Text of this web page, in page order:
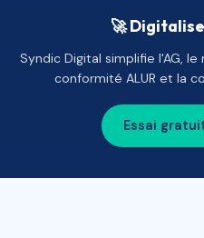
🚀
Syndic Digital simplifie l'AG,
conformité ALUR et la
Essai